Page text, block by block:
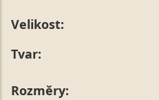
Velikost:
Tvar:
Rozměry: